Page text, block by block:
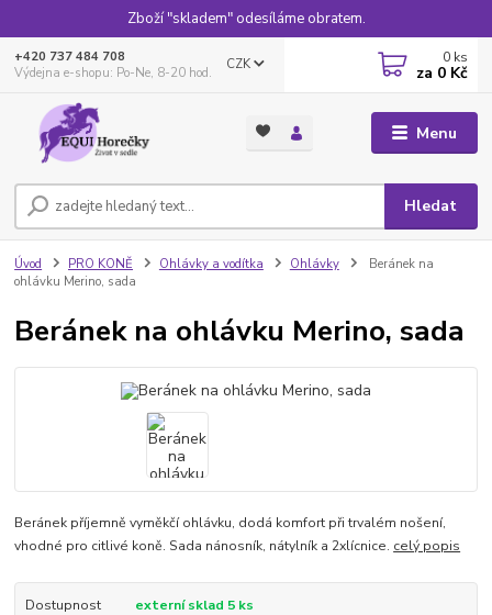
Zboží "skladem" odesíláme obratem.
Menu
CZK
Hledat
+420 737 484 708
Výdejna e-shopu: Po-Ne, 8-20 hod.
0 ks
za 0 Kč
Úvod PRO KONĚ Ohlávky a vodítka Ohlávky
Beránek na
ohlávku Merino, sada
Beránek na ohlávku Merino, sada
Beránek příjemně vyměkčí ohlávku, dodá komfort při trvalém nošení,
vhodné pro citlivé koně. Sada nánosník, nátylník a 2xlícnice. celý popis
Dostupnost externí sklad 5 ks